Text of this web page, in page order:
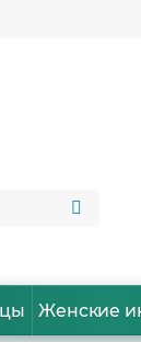
Женские